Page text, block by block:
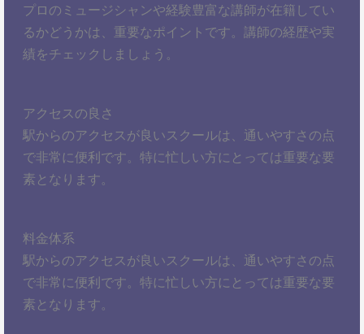
プロのミュージシャンや経験豊富な講師が在籍してい
るかどうかは、重要なポイントです。講師の経歴や実
績をチェックしましょう。
アクセスの良さ
駅からのアクセスが良いスクールは、通いやすさの点
で非常に便利です。特に忙しい方にとっては重要な要
素となります。
料金体系
駅からのアクセスが良いスクールは、通いやすさの点
で非常に便利です。特に忙しい方にとっては重要な要
素となります。